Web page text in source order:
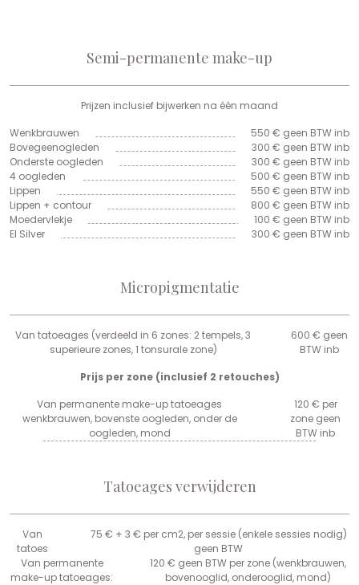
Semi-permanente make-up
Prijzen inclusief bijwerken na één maand
Wenkbrauwen
550 € geen BTW inb
Bovegeenogleden
300 € geen BTW inb
Onderste oogleden
300 € geen BTW inb
4 oogleden
500 € geen BTW inb
Lippen
550 € geen BTW inb
Lippen + contour
800 € geen BTW inb
Moedervlekje
100 € geen BTW inb
El Silver
300 € geen BTW inb
Micropigmentatie
Van tatoeages (verdeeld in 6 zones: 2 tempels, 3
superieure zones, 1 tonsurale zone)
600 € geen
BTW inb
Prijs per zone (inclusief 2 retouches)
Van permanente make-up tatoeages
wenkbrauwen, bovenste oogleden, onder de
oogleden, mond
120 € per
zone geen
BTW inb
Tatoeages verwijderen
Van
tatoes
75 € + 3 € per cm2, per sessie (enkele sessies nodig)
geen BTW
Van permanente
make-up tatoeages:
120 € geen BTW per zone (wenkbrauwen,
bovenooglid, onderooglid, mond)